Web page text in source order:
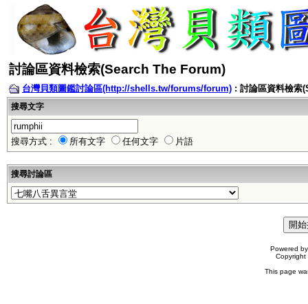
討論區資料檢索(Search The Forum)
台灣貝類圖鑑討論區(http://shells.tw/forums/forum) : 討論區資料檢索
搜尋文字
搜尋方式 : 所有文字 任何文字 片語
搜尋討論區
Powered
This page